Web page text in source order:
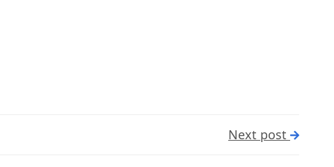
Next post